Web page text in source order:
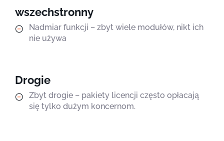
wszechstronny
Nadmiar funkcji – zbyt wiele modułów, nikt ich
nie używa
Drogie
Zbyt drogie – pakiety licencji często opłacają
się tylko dużym koncernom.